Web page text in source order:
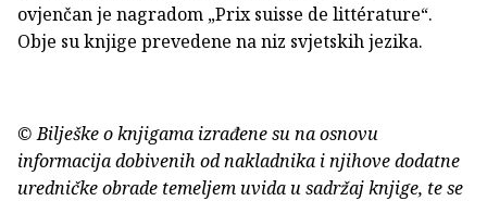
ovjenčan je nagradom „Prix suisse de littérature“.
Obje su knjige prevedene na niz svjetskih jezika.
© Bilješke o knjigama izrađene su na osnovu
informacija dobivenih od nakladnika i njihove dodatne
uredničke obrade temeljem uvida u sadržaj knjige, te se